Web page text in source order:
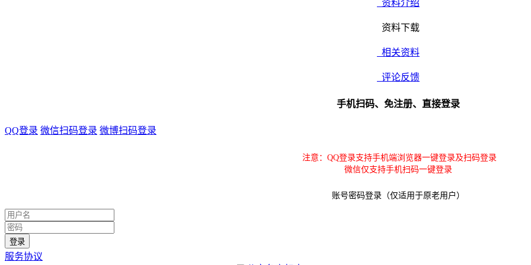
资料介绍
资料下载
相关资料
评论反馈
手机扫码、免注册、直接登录
QQ登录 微信扫码登录 微博扫码登录
注意：QQ登录支持手机端浏览器一键登录及扫码登录
微信仅支持手机扫码一键登录
账号密码登录（仅适用于原老用户）
服务协议